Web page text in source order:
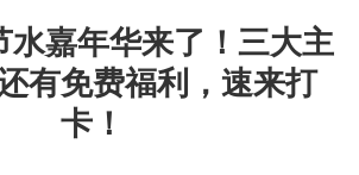
水嘉年华来了！三大主
有免费福利，速来打
卡！